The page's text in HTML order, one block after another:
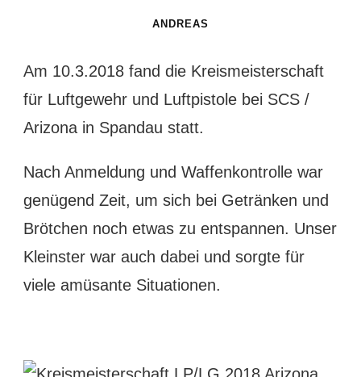
ANDREAS
Am 10.3.2018 fand die Kreismeisterschaft
für Luftgewehr und Luftpistole bei SCS /
Arizona in Spandau statt.
Nach Anmeldung und Waffenkontrolle war
genügend Zeit, um sich bei Getränken und
Brötchen noch etwas zu entspannen. Unser
Kleinster war auch dabei und sorgte für
viele amüsante Situationen.